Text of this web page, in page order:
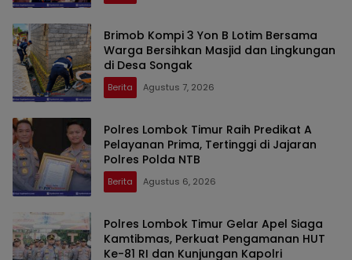
Brimob Kompi 3 Yon B Lotim Bersama
Warga Bersihkan Masjid dan Lingkungan
di Desa Songak
Berita Agustus 7, 2026
Polres Lombok Timur Raih Predikat A
Pelayanan Prima, Tertinggi di Jajaran
Polres Polda NTB
Berita Agustus 6, 2026
Polres Lombok Timur Gelar Apel Siaga
Kamtibmas, Perkuat Pengamanan HUT
Ke-81 RI dan Kunjungan Kapolri